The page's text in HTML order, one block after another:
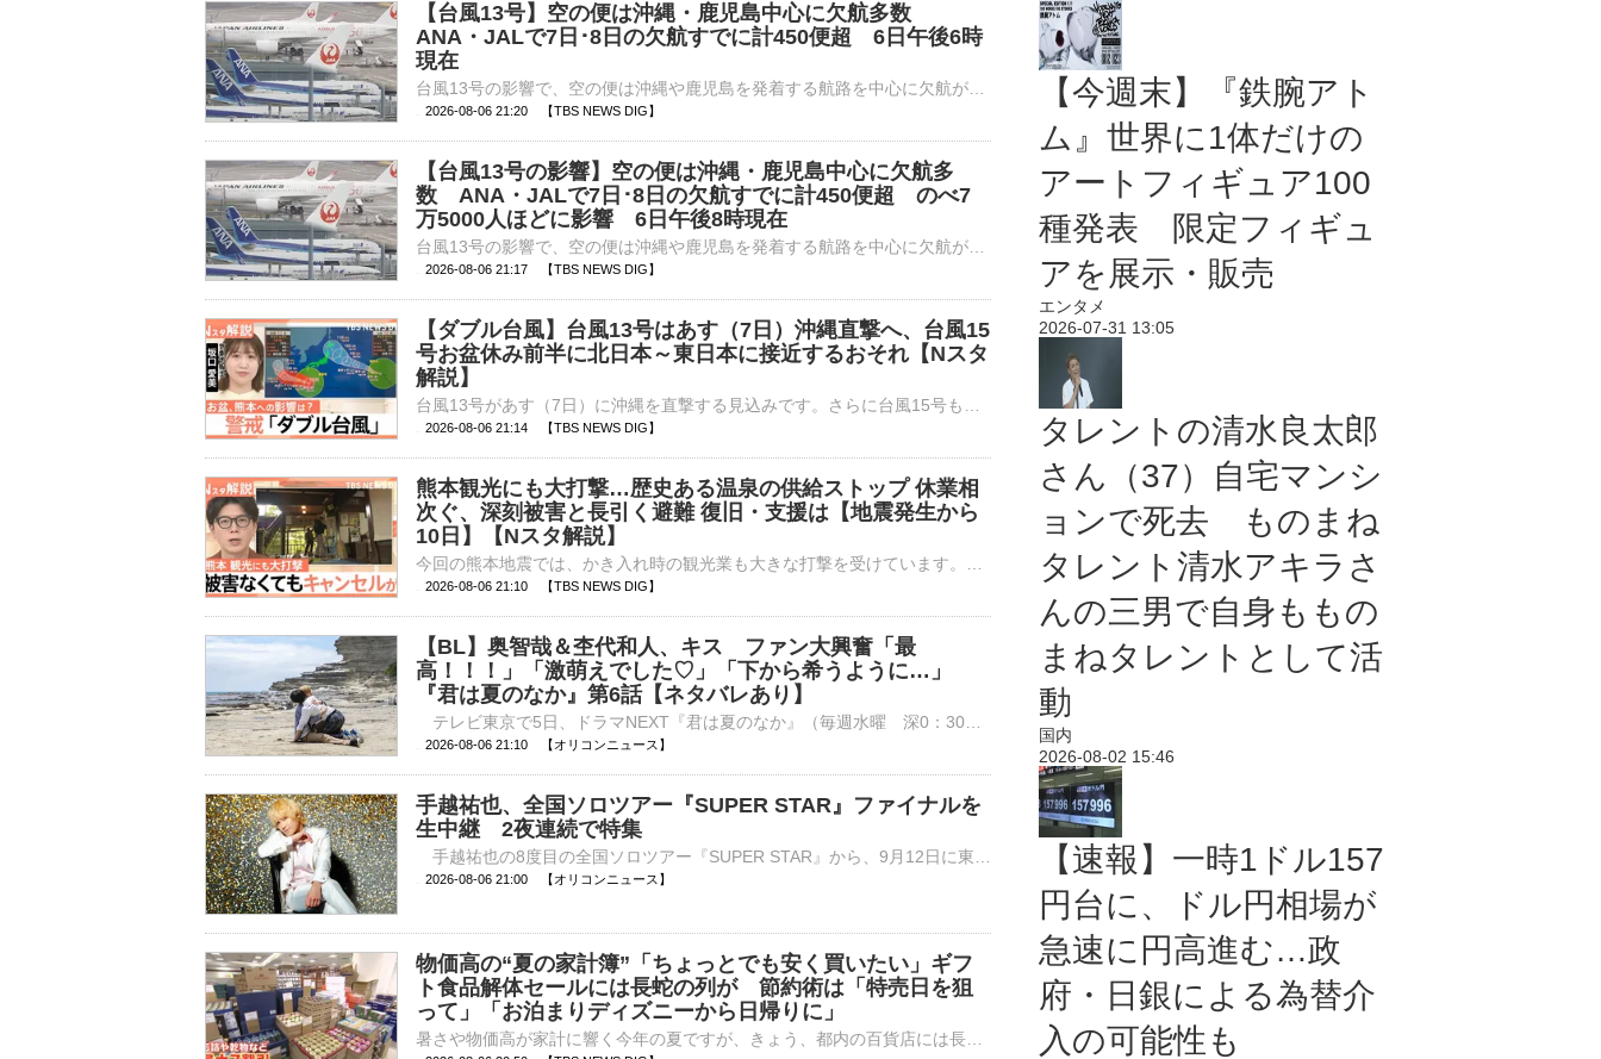
【台風13号】空の便は沖縄・鹿児島中心に欠航多数
ANA・JALで7日･8日の欠航すでに計450便超 6日午後6時
現在
2026-08-06 21:20 【TBS NEWS DIG】
【台風13号の影響】空の便は沖縄・鹿児島中心に欠航多
数 ANA・JALで7日･8日の欠航すでに計450便超 のべ7
万5000人ほどに影響 6日午後8時現在
2026-08-06 21:17 【TBS NEWS DIG】
【ダブル台風】台風13号はあす（7日）沖縄直撃へ、台風15
号お盆休み前半に北日本～東日本に接近するおそれ【Nスタ
解説】
2026-08-06 21:14 【TBS NEWS DIG】
熊本観光にも大打撃…歴史ある温泉の供給ストップ 休業相
次ぐ、深刻被害と長引く避難 復旧・支援は【地震発生から
10日】【Nスタ解説】
2026-08-06 21:10 【TBS NEWS DIG】
【BL】奥智哉＆杢代和人、キス ファン大興奮「最
高！！！」「激萌えでした♡」「下から希うように…」
『君は夏のなか』第6話【ネタバレあり】
2026-08-06 21:10 【オリコンニュース】
手越祐也、全国ソロツアー『SUPER STAR』ファイナルを
生中継 2夜連続で特集
2026-08-06 21:00 【オリコンニュース】
物価高の“夏の家計簿”「ちょっとでも安く買いたい」ギフ
ト食品解体セールには長蛇の列が 節約術は「特売日を狙
って」「お泊まりディズニーから日帰りに」
【今週末】『鉄腕アト
ム』世界に1体だけの
アートフィギュア100
種発表 限定フィギュ
アを展示・販売
エンタメ
2026-07-31 13:05
タレントの清水良太郎
さん（37）自宅マンシ
ョンで死去 ものまね
タレント清水アキラさ
んの三男で自身ももの
まねタレントとして活
動
国内
2026-08-02 15:46
【速報】一時1ドル157
円台に、ドル円相場が
急速に円高進む…政
府・日銀による為替介
入の可能性も